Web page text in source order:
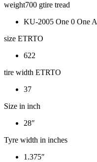
weight700 gtire tread
KU-2005 One 0 One A
size ETRTO
622
tire width ETRTO
37
Size in inch
28″
Tyre width in inches
1.375″